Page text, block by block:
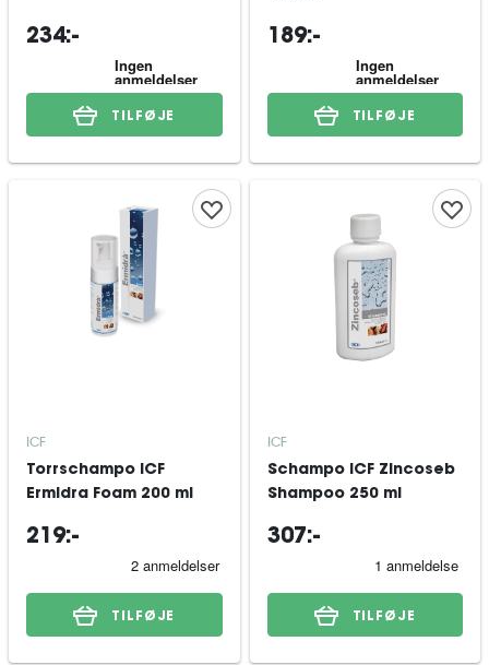
234:-
TILFØJE
189:-
TILFØJE
ICF
Torrschampo ICF
Ermidra Foam 200 ml
219:-
TILFØJE
ICF
Schampo ICF Zincoseb
Shampoo 250 ml
307:-
TILFØJE